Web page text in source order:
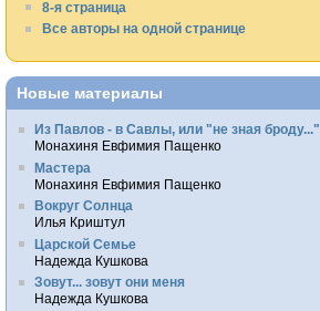
8-я страница
Все авторы на одной странице
Новые материалы
Из Павлов - в Савлы, или "не зная броду..."
Монахиня Евфимия Пащенко
Мастера
Монахиня Евфимия Пащенко
Вокруг Солнца
Илья Криштул
Царской Семье
Надежда Кушкова
Зовут... зовут они меня
Надежда Кушкова